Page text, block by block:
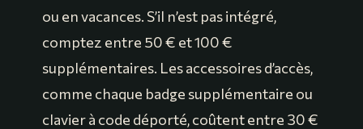
ou en vacances. S’il n’est pas intégré,
comptez entre 50 € et 100 €
supplémentaires. Les accessoires d’accès,
comme chaque badge supplémentaire ou
clavier à code déporté, coûtent entre 30 €